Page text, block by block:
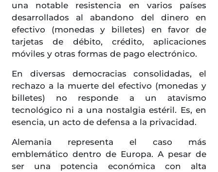
una notable resistencia en varios países
desarrollados al abandono del dinero en
efectivo (monedas y billetes) en favor de
tarjetas de débito, crédito, aplicaciones
móviles y otras formas de pago electrónico.
En diversas democracias consolidadas, el
rechazo a la muerte del efectivo (monedas y
billetes) no responde a un atavismo
tecnológico ni a una nostalgia estéril. Es, en
esencia, un acto de defensa a la privacidad.
Alemania representa el caso más
emblemático dentro de Europa. A pesar de
ser una potencia económica con alta